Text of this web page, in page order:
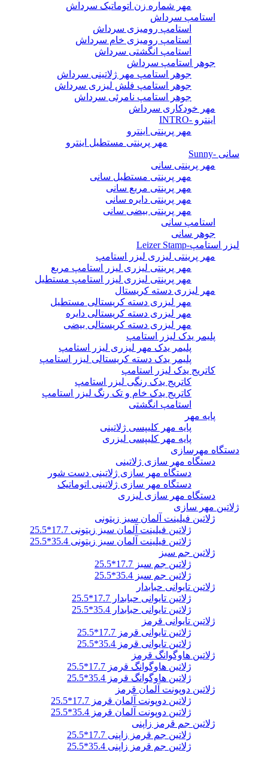
مهر شماره زن اتوماتیک سرداش
استامپ سرداش
استامپ رومیزی سرداش
استامپ رومیزی خام سرداش
استامپ انگشتی سرداش
جوهر استامپ سرداش
جوهر استامپ مهر ژلاتینی سرداش
جوهر استامپ فلش لیزری سرداش
جوهر استامپ نامرئی سرداش
مهر خودکاری سرداش
اینترو -INTRO
مهر پرینتی اینترو
مهر پرینتی مستطیل اینترو
سانی -Sunny
مهر پرینتی سانی
مهر پرینتی مستطیل سانی
مهر پرینتی مربع سانی
مهر پرینتی دایره سانی
مهر پرینتی بیضی سانی
استامپ سانی
جوهر سانی
لیزر استامپ-Leizer Stamp
مهر پرینتی لیزری لیزر استامپ
مهر پرینتی لیزری لیزر استامپ مربع
مهر پرینتی لیزری لیزر استامپ مستطیل
مهر لیزری دسته کریستال
مهر لیزری دسته کریستالی مستطیل
مهر لیزری دسته کریستالی دایره
مهر لیزری دسته کریستالی بیضی
پلیمر یدک لیزر استامپ
پلیمر یدک مهر لیزری لیزر استامپ
پلیمر یدک دسته کریستالی لیزر استامپ
کاتریج یدک لیزر استامپ
کاتریج یدک رنگی لیزر استامپ
کاتریج یدک خام و تک رنگ لیزر استامپ
استامپ انگشتی
پایه مهر
پایه مهر کلیپسی ژلاتینی
پایه مهر کلیپسی لیزری
دستگاه مهرسازی
دستگاه مهر سازی ژلاتینی
دستگاه مهر سازی ژلاتینی دست شور
دستگاه مهر سازی ژلاتینی اتوماتیک
دستگاه مهر سازی لیزری
ژلاتین مهر سازی
ژلاتین فیلینت آلمان سبز زیتونی
ژلاتین فیلینت آلمان سبز زیتونی 17.7*25.5
ژلاتین فیلینت آلمان سبز زیتونی 35.4*25.5
ژلاتین جم سبز
ژلاتین جم سبز 17.7*25.5
ژلاتین جم سبز 35.4*25.5
ژلاتین تایوانی حبابدار
ژلاتین تایوانی حبابدار 17.7*25.5
ژلاتین تایوانی حبابدار 35.4*25.5
ژلاتین تایوانی قرمز
ژلاتین تایوانی قرمز 17.7*25.5
ژلاتین تایوانی قرمز 35.4*25.5
ژلاتین هاوگوانگ قرمز
ژلاتین هاوگوانگ قرمز 17.7*25.5
ژلاتین هاوگوانگ قرمز 35.4*25.5
ژلاتین دوپونت آلمان قرمز
ژلاتین دوپونت آلمان قرمز 17.7*25.5
ژلاتین دوپونت آلمان قرمز 35.4*25.5
ژلاتین جم قرمز زاپنی
ژلاتین جم قرمز زاپنی 17.7*25.5
ژلاتین جم قرمز زاپنی 35.4*25.5